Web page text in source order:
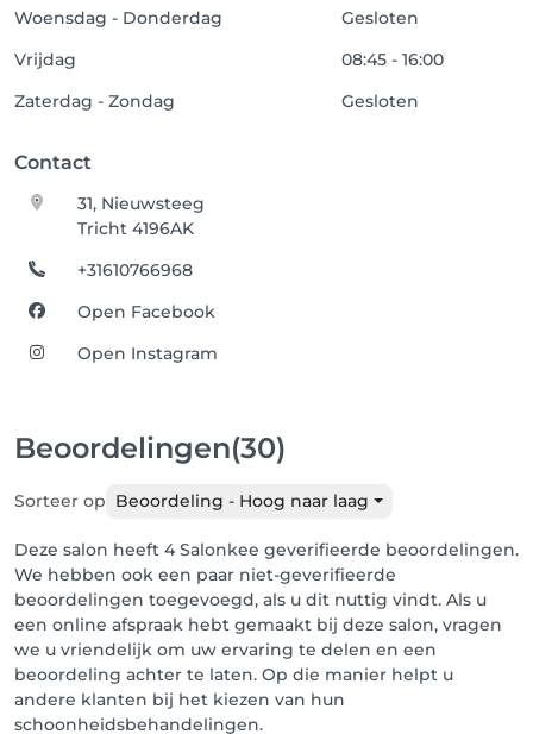
Woensdag - Donderdag
Gesloten
Vrijdag
08:45 - 16:00
Zaterdag - Zondag
Gesloten
Contact
31, Nieuwsteeg
Tricht 4196AK
+31610766968
Open Facebook
Open Instagram
Beoordelingen(30)
Sorteer op Beoordeling - Hoog naar laag
Deze salon heeft 4 Salonkee geverifieerde beoordelingen.
We hebben ook een paar niet-geverifieerde
beoordelingen toegevoegd, als u dit nuttig vindt. Als u
een online afspraak hebt gemaakt bij deze salon, vragen
we u vriendelijk om uw ervaring te delen en een
beoordeling achter te laten. Op die manier helpt u
andere klanten bij het kiezen van hun
schoonheidsbehandelingen.